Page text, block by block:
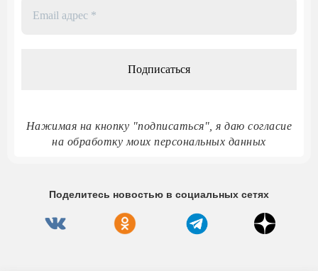
Нажимая на кнопку "подписаться", я даю согласие
на обработку моих персональных данных
Поделитесь новостью в социальных сетях